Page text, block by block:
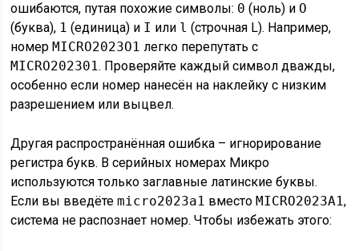
ошибаются, путая похожие символы: 0 (ноль) и O
(буква), 1 (единица) и I или l (строчная L). Например,
номерMICRO2023O1 легко перепутать с
MICRO202301. Проверяйте каждый символ дважды,
особенно если номер нанесён на наклейку с низким
разрешением или выцвел.
Другая распространённая ошибка – игнорирование
регистра букв. В серийных номерах Микро
используются только заглавные латинские буквы.
Если вы введётеmicro2023a1 вместоMICRO2023A1,
система не распознает номер. Чтобы избежать этого: